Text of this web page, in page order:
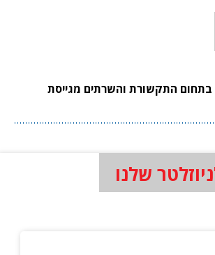
התקשורת והשרתים מגייסת
שלנו